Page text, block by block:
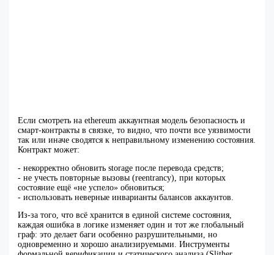
Если смотреть на ethereum аккаунтная модель безопасность и
смарт‑контракты в связке, то видно, что почти все уязвимости
так или иначе сводятся к неправильному изменению состояния.
Контракт может:
- некорректно обновить storage после перевода средств;
- не учесть повторные вызовы (reentrancy), при которых
состояние ещё «не успело» обновиться;
- использовать неверные инварианты балансов аккаунтов.
Из‑за того, что всё хранится в единой системе состояния,
каждая ошибка в логике изменяет один и тот же глобальный
граф: это делает баги особенно разрушительными, но
одновременно и хорошо анализируемыми. Инструменты